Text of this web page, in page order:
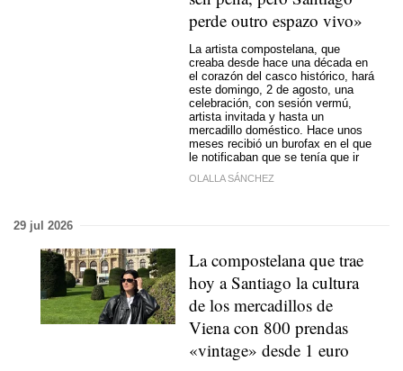
perde outro espazo vivo»
La artista compostelana, que
creaba desde hace una década en
el corazón del casco histórico, hará
este domingo, 2 de agosto, una
celebración, con sesión vermú,
artista invitada y hasta un
mercadillo doméstico. Hace unos
meses recibió un burofax en el que
le notificaban que se tenía que ir
OLALLA SÁNCHEZ
29 jul 2026
La compostelana que trae
hoy a Santiago la cultura
de los mercadillos de
Viena con 800 prendas
«vintage» desde 1 euro